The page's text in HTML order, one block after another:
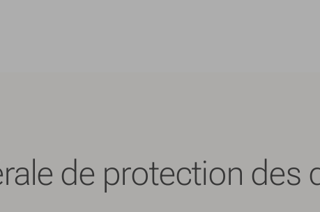
de protection des